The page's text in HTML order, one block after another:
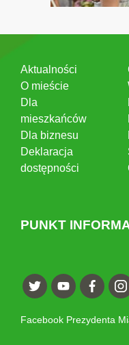
Aktualności
O mieście
Dla
mieszkańców
Dla biznesu
Deklaracja
dostępności
PUNKT
Facebook Prezydenta